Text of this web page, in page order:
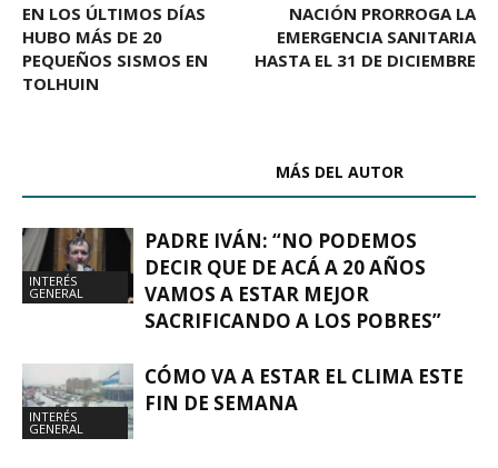
EN LOS ÚLTIMOS DÍAS
HUBO MÁS DE 20
PEQUEÑOS SISMOS EN
TOLHUIN
NACIÓN PRORROGA LA
EMERGENCIA SANITARIA
HASTA EL 31 DE DICIEMBRE
MÁS DEL AUTOR
INTERÉS
GENERAL
PADRE IVÁN: “NO PODEMOS
DECIR QUE DE ACÁ A 20 AÑOS
VAMOS A ESTAR MEJOR
SACRIFICANDO A LOS POBRES”
INTERÉS
GENERAL
CÓMO VA A ESTAR EL CLIMA ESTE
FIN DE SEMANA